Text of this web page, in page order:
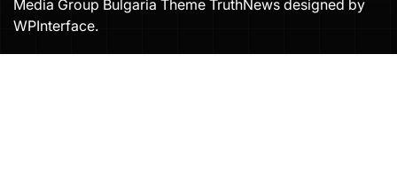
Media Group Bulgaria Theme TruthNews designed by
WPInterface.